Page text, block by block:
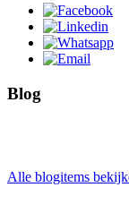
Blog
Alle blogitems